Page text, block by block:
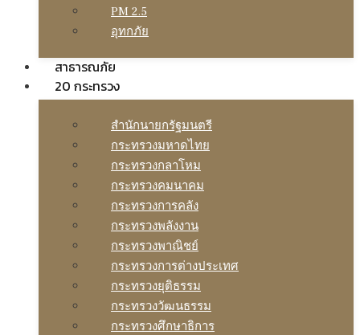
PM 2.5
อุทกภัย
สาธารณภัย
20 กระทรวง
สํานักนายกรัฐมนตรี
กระทรวงมหาดไทย
กระทรวงกลาโหม
กระทรวงคมนาคม
กระทรวงการคลัง
กระทรวงพลังงาน
กระทรวงพาณิชย์
กระทรวงการต่างประเทศ
กระทรวงยุติธรรม
กระทรวงวัฒนธรรม
กระทรวงศึกษาธิการ